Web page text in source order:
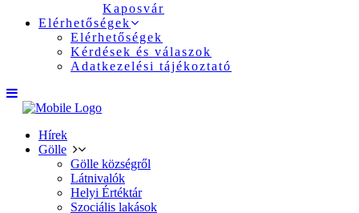
Kaposvár
Elérhetőségek
Elérhetőségek
Kérdések és válaszok
Adatkezelési tájékoztató
Hírek
Gölle
Gölle községről
Látnivalók
Helyi Értéktár
Szociális lakások